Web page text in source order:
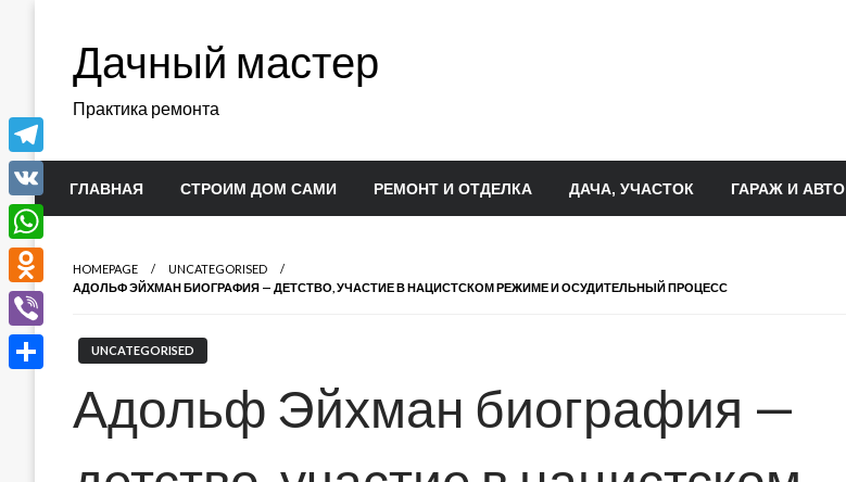
содержимомуДачный мастер
Практика ремонта
ГЛАВНАЯ СТРОИМ ДОМ САМИ РЕМОНТ И ОТДЕЛКА ДАЧА, УЧАСТОК ГАРАЖ И АВТО
HOMEPAGE
UNCATEGORISED
АДОЛЬФ ЭЙХМАН БИОГРАФИЯ — ДЕТСТВО, УЧАСТИЕ В НАЦИСТСКОМ РЕЖИМЕ И ОСУДИТЕЛЬНЫЙ ПРОЦЕСС
UNCATEGORISED
Адольф Эйхман биография —
Telegram
VK
WhatsApp
Odnoklassniki
Viber